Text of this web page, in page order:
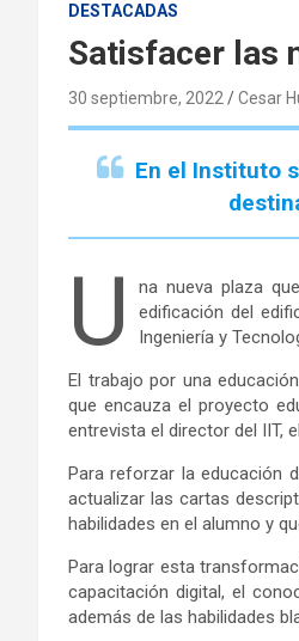
DESTACADAS
Satisfacer las
30 septiembre, 2022 Cesar
En el Instituto
U
na nueva plaza
edificación del
Ingeniería y
El trabajo por una
que encauza el proyecto
entrevista el director del IIT,
Para reforzar la educación
actualizar las cartas
habilidades en el alumno y
Para lograr esta
capacitación digital, el
además de las habilidades